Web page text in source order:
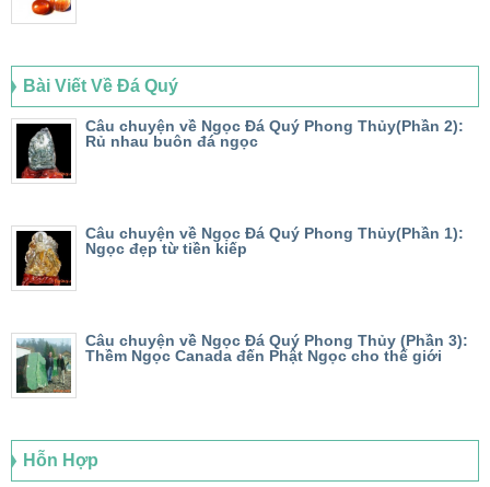
Bài Viết Về Đá Quý
Câu chuyện về Ngọc Đá Quý Phong Thủy(Phần 2):
Rủ nhau buôn đá ngọc
Câu chuyện về Ngọc Đá Quý Phong Thủy(Phần 1):
Ngọc đẹp từ tiền kiếp
Câu chuyện về Ngọc Đá Quý Phong Thủy (Phần 3):
Thềm Ngọc Canada đến Phật Ngọc cho thế giới
Hỗn Hợp